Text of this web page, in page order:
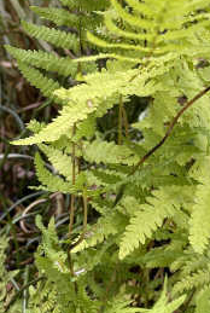
GARANTIES ET DÉLAIS